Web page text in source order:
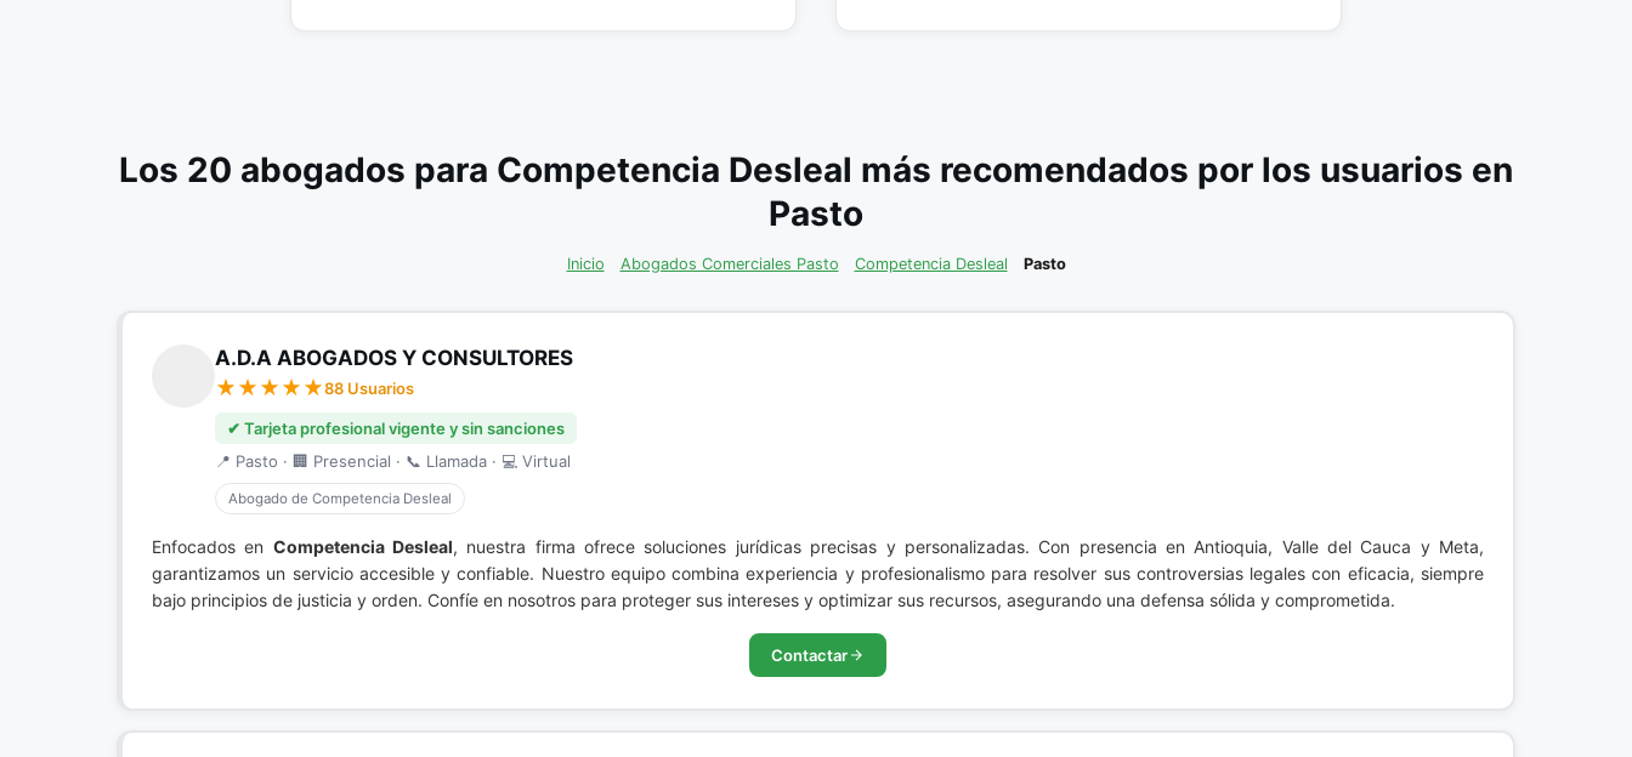
Los 20 abogados para Competencia Desleal más recomendados por los usuarios en
Pasto
Inicio Abogados Comerciales Pasto Competencia Desleal Pasto
A.D.A ABOGADOS Y CONSULTORES
88 Usuarios
✔ Tarjeta profesional vigente y sin sanciones
📍 Pasto · 🏢 Presencial · 📞 Llamada · 💻 Virtual
Abogado de Competencia Desleal
Enfocados en Competencia Desleal, nuestra firma ofrece soluciones jurídicas precisas y personalizadas. Con presencia en Antioquia, Valle del Cauca y Meta,
garantizamos un servicio accesible y confiable. Nuestro equipo combina experiencia y profesionalismo para resolver sus controversias legales con eficacia, siempre
bajo principios de justicia y orden. Confíe en nosotros para proteger sus intereses y optimizar sus recursos, asegurando una defensa sólida y comprometida.
Contactar